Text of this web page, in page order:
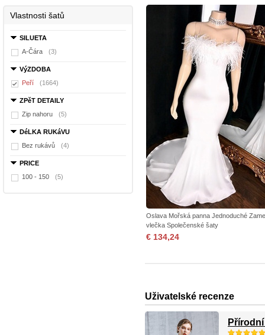
Vlastnosti šatů
SILUETA
A-Čára
(3)
VýZDOBA
Peří
(1664)
ZPěT DETAILY
Zip nahoru
(5)
DéLKA RUKáVU
Bez rukávů
(4)
PRICE
100 - 150
(5)
Oslava Mořská panna Jednoduché
vlečka Společenské šaty
€ 134,24
Uživatelské recenze